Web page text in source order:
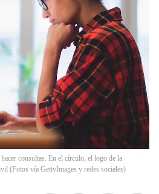
consultas. En el círculo, el logo de la
(Fotos vía GettyImages y redes sociales)